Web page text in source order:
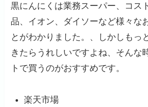
黒にんにくは業務スーパー、コス
品、イオン、ダイソーなど様々な
とがわかりました。、しかしもっ
きたらうれしいですよね、そんな
トで買うのがおすすめです。
楽天市場